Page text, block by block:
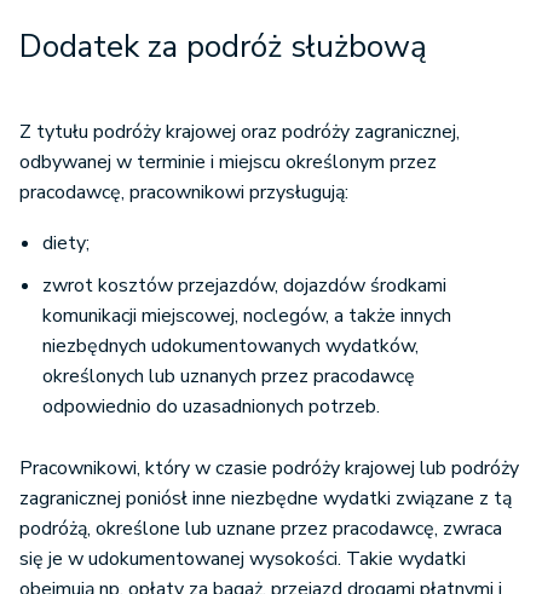
Dodatek za podróż służbową
Z tytułu podróży krajowej oraz podróży zagranicznej,
odbywanej w terminie i miejscu określonym przez
pracodawcę, pracownikowi przysługują:
diety;
zwrot kosztów przejazdów, dojazdów środkami
komunikacji miejscowej, noclegów, a także innych
niezbędnych udokumentowanych wydatków,
określonych lub uznanych przez pracodawcę
odpowiednio do uzasadnionych potrzeb.
Pracownikowi, który w czasie podróży krajowej lub podróży
zagranicznej poniósł inne niezbędne wydatki związane z tą
podróżą, określone lub uznane przez pracodawcę, zwraca
się je w udokumentowanej wysokości. Takie wydatki